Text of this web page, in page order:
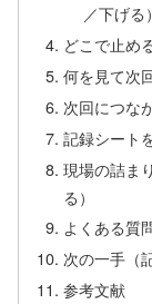
／下げる）
どこで止め
何を見て次
次回につな
記録シート
現場の詰ま
る）
よくある質
次の一手（
参考文献